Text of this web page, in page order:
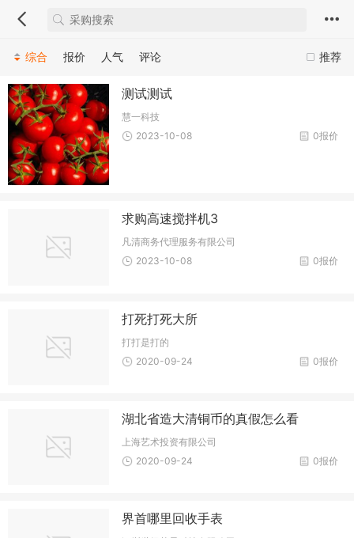
推荐
综合 报价 人气 评论
测试测试
慧一科技
0报价
2023-10-08
求购高速搅拌机3
凡清商务代理服务有限公司
0报价
2023-10-08
打死打死大所
打打是打的
0报价
2020-09-24
湖北省造大清铜币的真假怎么看
上海艺术投资有限公司
0报价
2020-09-24
界首哪里回收手表